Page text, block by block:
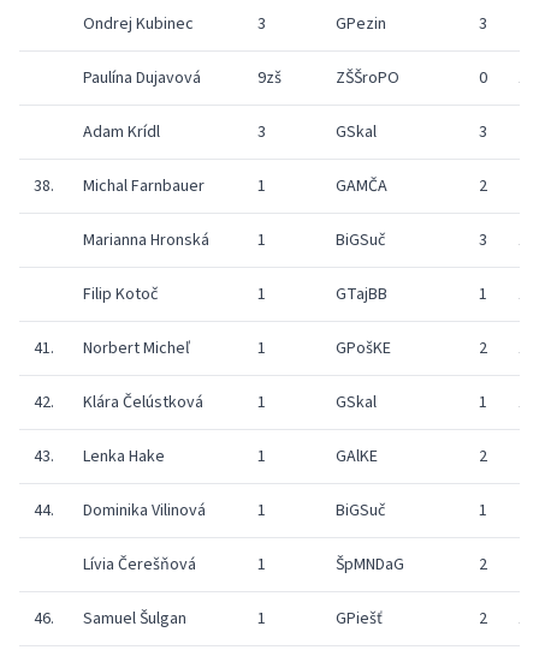
Ondrej Kubinec 3 GPezin 3
Paulína Dujavová 9zš ZŠŠroPO 0 17
Adam Krídl 3 GSkal 3
38. Michal Farnbauer 1 GAMČA 2
Marianna Hronská 1 BiGSuč 3 16
Filip Kotoč 1 GTajBB 1 18
41. Norbert Micheľ 1 GPošKE 2 18
42. Klára Čelústková 1 GSkal 1 17
43. Lenka Hake 1 GAlKE 2
44. Dominika Vilinová 1 BiGSuč 1
Lívia Čerešňová 1 ŠpMNDaG 2
46. Samuel Šulgan 1 GPiešť 2 13